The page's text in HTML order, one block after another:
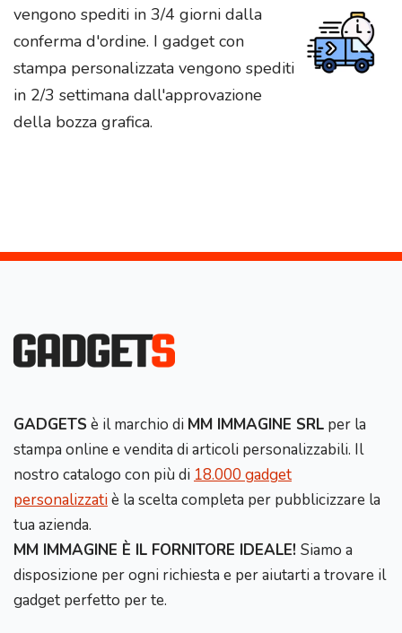
vengono spediti in 3/4 giorni dalla
conferma d'ordine. I gadget con
stampa personalizzata vengono spediti
in 2/3 settimana dall'approvazione
della bozza grafica.
GADGETS è il marchio di MM IMMAGINE SRL per la
stampa online e vendita di articoli personalizzabili. Il
nostro catalogo con più di 18.000 gadget
personalizzatiè la scelta completa per pubblicizzare la
tua azienda.
MM IMMAGINE È IL FORNITORE IDEALE! Siamo a
disposizione per ogni richiesta e per aiutarti a trovare il
gadget perfetto per te.